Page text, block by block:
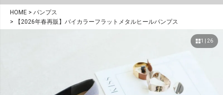
HOME
パンプス
【2026年春再販】バイカラーフラットメタルヒールパンプス
1 | 26